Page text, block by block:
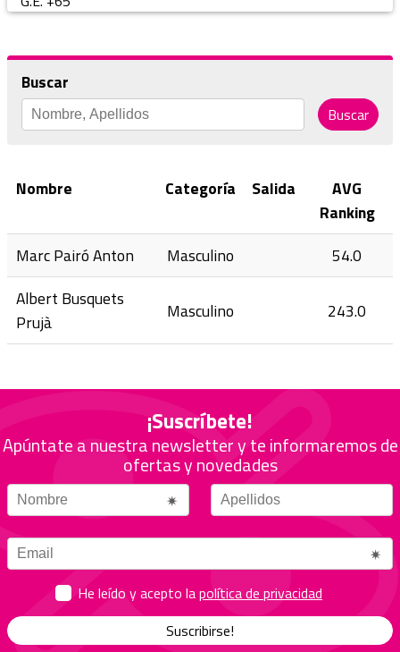
Buscar
Buscar
Nombre Categoría Salida
AVG
Ranking
Marc Pairó Anton
Masculino
54.0
Albert Busquets
Prujà
Masculino 243.0
¡Suscríbete!
Apúntate a nuestra newsletter y te informaremos de
ofertas y novedades
He leído y acepto lapolítica de privacidad
Suscribirse!